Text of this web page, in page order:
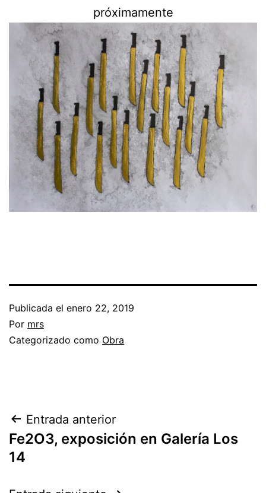
próximamente
Publicada el enero 22, 2019
Por mrs
Categorizado como Obra
Entrada anterior
Fe2O3, exposición en Galería Los
14